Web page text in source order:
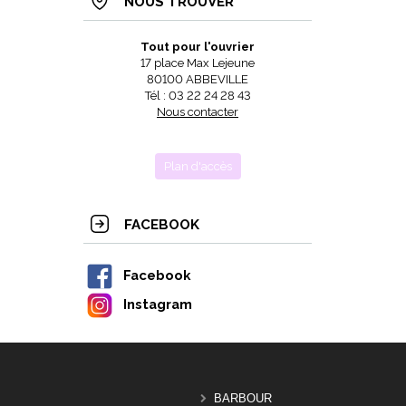
Tout pour l'ouvrier
17 place Max Lejeune
80100 ABBEVILLE
Tél : 03 22 24 28 43
Nous contacter
Plan d'accès
FACEBOOK
Facebook
Instagram
BARBOUR